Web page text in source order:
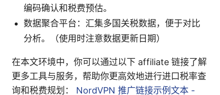
编码确认和税费预估。
数据聚合平台：汇集多国关税数据，便于对比
分析。（使用时注意数据更新日期）
在本文环境中，你可以通过以下 affiliate 链接了解
更多工具与服务，帮助你更高效地进行进口税率查
询和税费规划： NordVPN 推广链接示例文本 -